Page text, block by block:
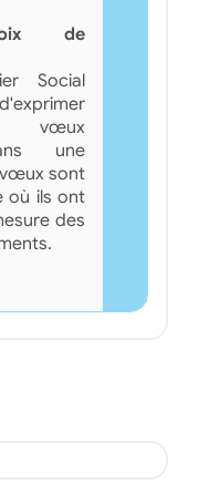
de
Social
une
sont
où ils ont
des